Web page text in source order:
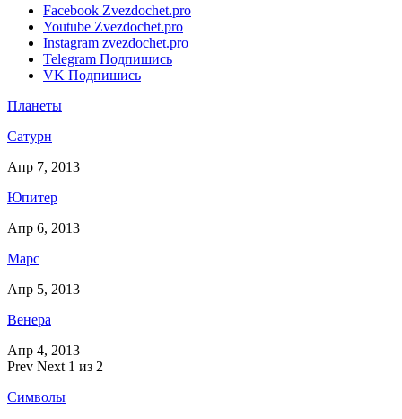
Facebook Zvezdochet.pro
Youtube Zvezdochet.pro
Instagram zvezdochet.pro
Telegram Подпишись
VK Подпишись
Планеты
Сатурн
Апр 7, 2013
Юпитер
Апр 6, 2013
Марс
Апр 5, 2013
Венера
Апр 4, 2013
Prev Next 1 из 2
Символы